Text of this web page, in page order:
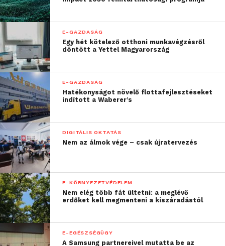
E-GAZDASÁG
Egy hét kötelező otthoni munkavégzésről
döntött a Yettel Magyarország
E-GAZDASÁG
Hatékonyságot növelő flottafejlesztéseket
indított a Waberer’s
DIGITÁLIS OKTATÁS
Nem az álmok vége – csak újratervezés
E-KÖRNYEZETVÉDELEM
Nem elég több fát ültetni: a meglévő
erdőket kell megmenteni a kiszáradástól
E-EGÉSZSÉGÜGY
A Samsung partnereivel mutatta be az